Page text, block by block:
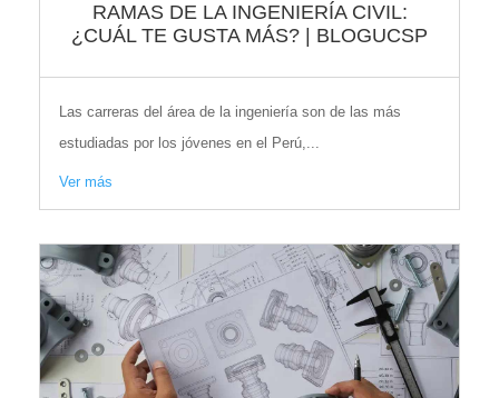
RAMAS DE LA INGENIERÍA CIVIL:
¿CUÁL TE GUSTA MÁS? | BLOGUCSP
Las carreras del área de la ingeniería son de las más
estudiadas por los jóvenes en el Perú,...
Ver más